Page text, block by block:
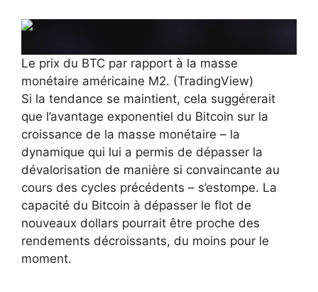
Le prix du BTC par rapport à la masse
monétaire américaine M2. (TradingView)
Si la tendance se maintient, cela suggérerait
que l’avantage exponentiel du Bitcoin sur la
croissance de la masse monétaire – la
dynamique qui lui a permis de dépasser la
dévalorisation de manière si convaincante au
cours des cycles précédents – s’estompe. La
capacité du Bitcoin à dépasser le flot de
nouveaux dollars pourrait être proche des
rendements décroissants, du moins pour le
moment.